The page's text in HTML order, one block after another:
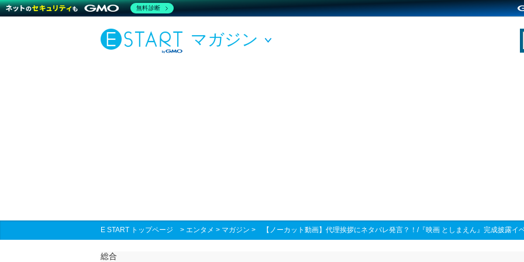
マガジン
E START トップページ > エンタメ > マガジン > 【ノーカット動画】代理挨拶にネタバレ発言？！/『映画 としまえん』完成披露イ
総合
無料診断